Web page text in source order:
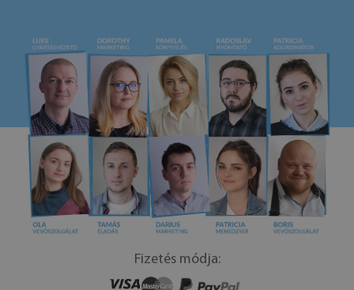
Fizetés módja: